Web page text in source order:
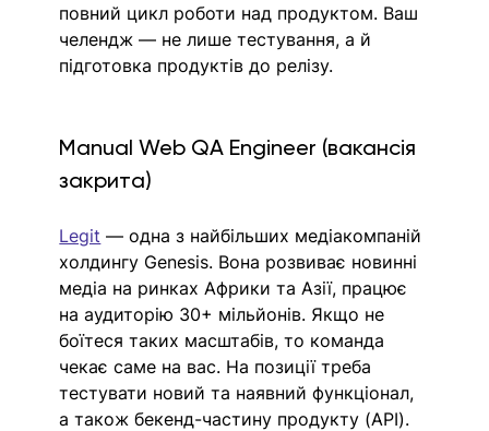
повний цикл роботи над продуктом. Ваш
челендж — не лише тестування, а й
підготовка продуктів до релізу.
Manual Web QA Engineer (вакансія
закрита)
Legit — одна з найбільших медіакомпаній
холдингу Genesis. Вона розвиває новинні
медіа на ринках Африки та Азії, працює
на аудиторію 30+ мільйонів. Якщо не
боїтеся таких масштабів, то команда
чекає саме на вас. На позиції треба
тестувати новий та наявний функціонал,
а також бекенд-частину продукту (API).